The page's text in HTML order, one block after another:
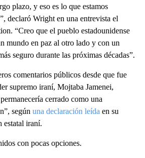
plazo, y eso es lo que estamos
declaró Wright en una entrevista el
“Creo que el pueblo estadounidense
mundo en paz al otro lado y con un
seguro durante las próximas décadas”.
comentarios públicos desde que fue
supremo iraní, Mojtaba Jamenei,
cerrado como una
según una declaración leída en su
estatal iraní.
con pocas opciones.